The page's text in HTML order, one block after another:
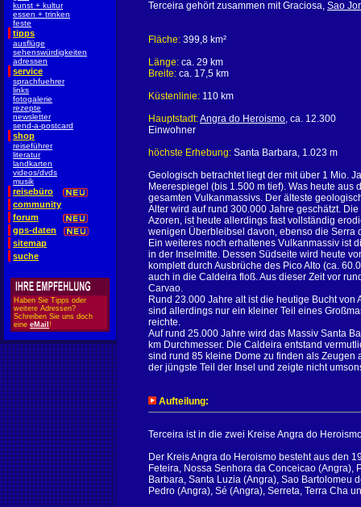
kunst + kultur
essen + trinken
feste
tipps
ausflüge
sehenswürdigkeiten
adressen
service
sprachfuehrer
links
fotogalerie
rezepte
newsletter
send-a-postcard
shop
reiseführer
literatur
landkarten
videos/dvds
musik
reisebüro
community
forum
gps-daten
sitemap
suche
Haben Sie Tipps oder
weitere Adressen?
Schreiben Sie uns doch
eine eMail !
Terceira gehört zusammen mit Graciosa, Sao
Fläche: 399,8 km²
Länge: ca. 29 km
Breite: ca. 17,5 km
Küstenlinie: 110 km
Hauptstadt:Angra do Heroismo, ca. 12.300
Einwohner
höchste Erhebung: Santa Barbara, 1.023 m
Geologisch betrachtet liegt der mit über 1 Mio.
Meerespiegel (bis 1.500 m tief). Was heute
gesamten Vulkanmassivs. Der älteste
Alter wird auf rund 300.000 Jahre geschätzt.
Azoren, ist heute allerdings fast vollständig
wenigen Überbleibsel davon, ebenso die
Ein weiteres noch erhaltenes Vulkanmassiv ist
in der Inselmitte. Dessen Südseite wird heute
komplett durch Ausbrüche des Pico Alto (ca.
auch in die Caldeira floß. Aus dieser Zeit vor
Carvao.
Rund 23.000 Jahre alt ist die heutige Bucht
sind allerdings nur ein kleiner Teil eines
reichte.
Auf rund 25.000 Jahre wird das Massiv Santa
km Durchmesser. Die Caldeira entstand
sind rund 85 kleine Dome zu finden als
der jüngste Teil der Insel und zeigte nicht
Aufteilung:
Terceira ist in die zwei Kreise Angra do
Der Kreis Angra do Heroismo besteht aus den
Feteira, Nossa Senhora da Conceicao (Angra),
Barbara, Santa Luzia (Angra), Sao Bartolomeu
Pedro (Angra), Sé (Angra), Serreta, Terra Cha